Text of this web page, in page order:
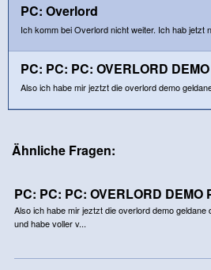
PC: Overlord
Ich komm bei Overlord nicht weiter. Ich hab jetzt
PC: PC: PC: OVERLORD
Also ich habe mir jeztzt die overlord demo
Ähnliche Fragen:
PC: PC: PC: OVERLORD DEMO
Also ich habe mir jeztzt die overlord demo
und habe voller v...